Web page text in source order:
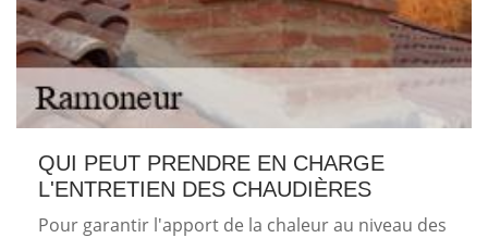
QUI PEUT PRENDRE EN CHARGE
L'ENTRETIEN DES CHAUDIÈRES
Pour garantir l'apport de la chaleur au niveau des